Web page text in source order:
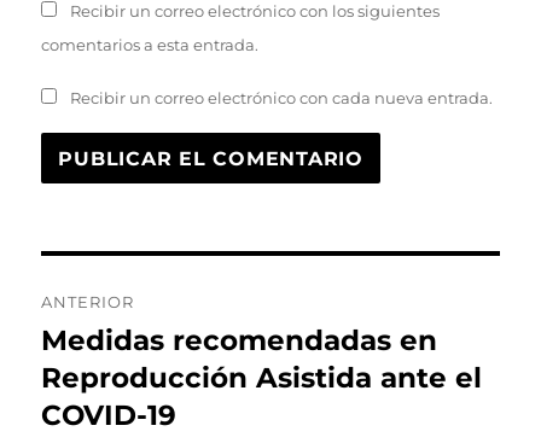
Recibir un correo electrónico con los siguientes
comentarios a esta entrada.
Recibir un correo electrónico con cada nueva entrada.
de
entradas
ANTERIOR
Entrada
anterior:
Medidas recomendadas en
Reproducción Asistida ante el
COVID-19